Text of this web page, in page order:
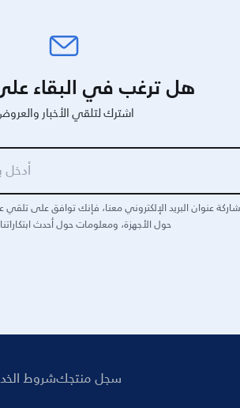
هل ترغب في البقاء
اشترك لتلقي الأخبار
عنوان البريد الإلكتروني معنا، فإنك توافق على
حول الأجهزة، ومعلومات حول أحدث
سجل منتجكشروط